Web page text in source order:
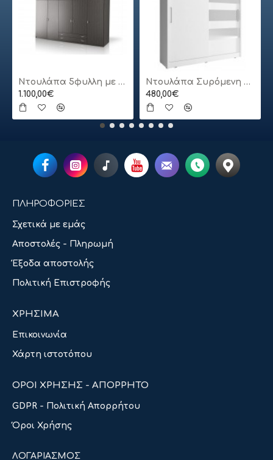
Ντουλάπα 5φυλλη με πατάρι
1.100,00€
Ντουλάπα Συρόμενη 24113-MJ3-180 Χρώμα Λευκό 180x200x62cm
480,00€
ΠΛΗΡΟΦΟΡΙΕΣ
Σχετικά με εμάς
Αποστολές - Πληρωμή
Έξοδα αποστολής
Πολιτική Επιστροφής
ΧΡΗΣΙΜΑ
Επικοινωνία
Χάρτη ιστοτόπου
ΟΡΟΙ ΧΡΗΣΗΣ - ΑΠΟΡΡΗΤΟ
GDPR - Πολιτική Απορρήτου
Όροι Χρήσης
ΛΟΓΑΡΙΑΣΜΟΣ